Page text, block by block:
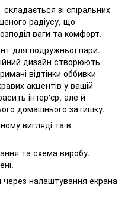
зі спіральних
радіусу, що
ваги та комфорт.
для подружньої пари.
дизайн створюють
відтінки оббивки
акцентів у вашій
інтер'єр, але й
домашнього затишку.
вигляді та в
та схема виробу.
через налаштування екрана